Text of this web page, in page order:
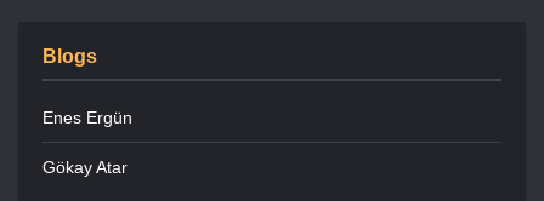
Blogs
Enes Ergün
Gökay Atar